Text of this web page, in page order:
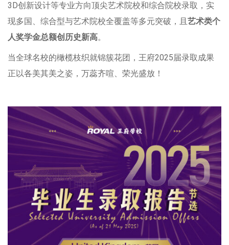
3D创新设计等专业方向顶尖艺术院校和综合院校录取，实
现多国、综合型与艺术院校全覆盖等多元突破，且 艺术类个
人奖学金总额创历史新高。
当全球名校的橄榄枝织就锦簇花团，王府2025届录取成果
正以各美其美之姿，万蕊齐喧、荣光盛放！